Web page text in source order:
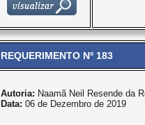
REQUERIMENTO Nº 183
Autoria: Naamã Neil Resende da
Data: 06 de Dezembro de 2019